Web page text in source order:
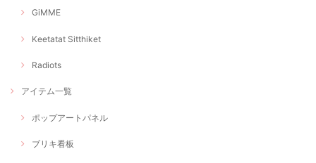
GiMME
Keetatat Sitthiket
Radiots
アイテム一覧
ポップアートパネル
ブリキ看板